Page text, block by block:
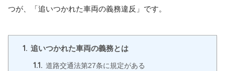
つが、「追いつかれた車両の義務違反」です。
1. 追いつかれた車両の義務とは
1.1. 道路交通法第27条に規定がある